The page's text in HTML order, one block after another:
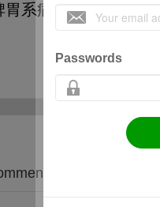
Passwords
系病中医诊疗 13